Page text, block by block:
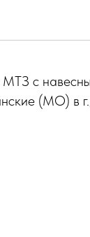
МТЗ
МТЗ с
(МО) в